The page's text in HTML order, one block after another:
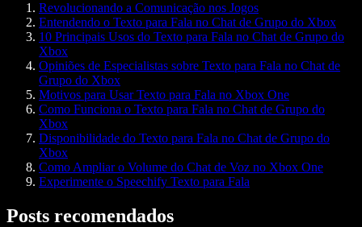
Revolucionando a Comunicação nos Jogos
Entendendo o Texto para Fala no Chat de Grupo do Xbox
10 Principais Usos do Texto para Fala no Chat de Grupo do
Xbox
Opiniões de Especialistas sobre Texto para Fala no Chat de
Grupo do Xbox
Motivos para Usar Texto para Fala no Xbox One
Como Funciona o Texto para Fala no Chat de Grupo do
Xbox
Disponibilidade do Texto para Fala no Chat de Grupo do
Xbox
Como Ampliar o Volume do Chat de Voz no Xbox One
Experimente o Speechify Texto para Fala
Posts recomendados